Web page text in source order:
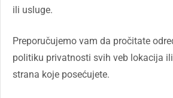
ili usluge.
Preporučujemo vam da pročitate
politiku privatnosti svih veb lokacija
strana koje posećujete.